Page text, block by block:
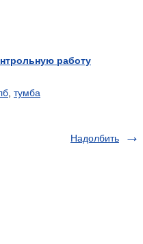
работу
тумба
Надолбить